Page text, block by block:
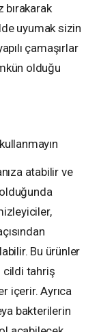
bırakarak
uyumak sizin
çamaşırlar
olduğu
atabilir ve
Bu ürünler
cildi tahriş
içerir. Ayrıca
bakterilerin